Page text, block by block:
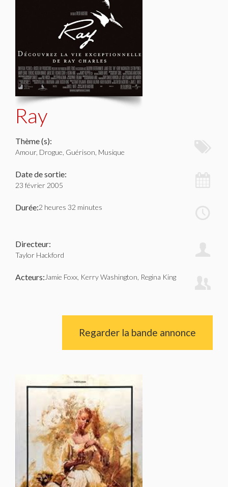
Ray
Thème (s):
Amour, Drogue, Guérison, Musique
Date de sortie:
23 février 2005
Durée:2 heures 32 minutes
Directeur:
Taylor Hackford
Acteurs: Jamie Foxx, Kerry Washington, Regina King
Regarder la bande annonce